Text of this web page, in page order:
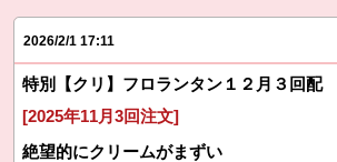
2026/2/1 17:11
特別【クリ】フロランタン１２月３回配
[2025年11月3回注文]
絶望的にクリームがまずい